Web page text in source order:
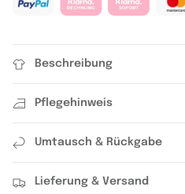
Beschreibung
Pflegehinweis
Umtausch & Rückgabe
Lieferung & Versand